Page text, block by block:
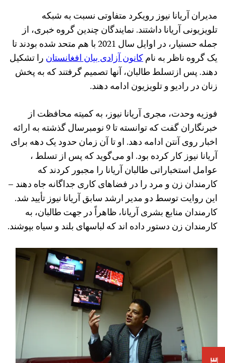
مدیران آریانا نیوز رویکرد متفاوتی نسبت به شبکه
تلویزیونی آریانا داشتند. نمایندگان چندین گروه خبری، از
جمله حسنیار، در اوایل سال 2021 با هم متحد شده بودند تا
یک گروه ناظر به نامکانون آزادی بیان افغانستان را تشکیل
دهند. پس ازتسلط طالبان، آنها تصمیم گرفتند که به پخش
زنان در رادیو و تلویزیون ادامه دهند.
فوزیه وحدت، مجری آریانا نیوز، به کمیته محافظت از
خبرنگاران گفت که توانسته تا 9 نومبرسال گذشته به ارائه
اخبار روی آنتن ادامه دهد. او تا آن زمان حدود یک دهه برای
آریانا نیوز کار کرده بود. او می‌گوید که پس از تسلط ،
عوامل استخباراتی طالبان آریانا را مجبور کردند که
کارمندان زن و مرد را در فضاهای کاری جداگانه جاه دهند –
این روایت توسط دو مدیر ارشد سابق آریانا نیوز تأیید شد.
کارمندان منابع بشری آریانا، ظاهراً در جهت طالبان، به
کارمندان زن دستور داده اند که لباسهای بلند و سیاه بپوشند.